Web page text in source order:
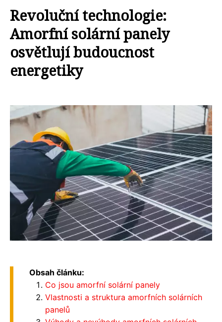
Revoluční technologie:
Amorfní solární panely
osvětlují budoucnost
energetiky
Obsah článku:
Co jsou amorfní solární panely
Vlastnosti a struktura amorfních solárních
panelů